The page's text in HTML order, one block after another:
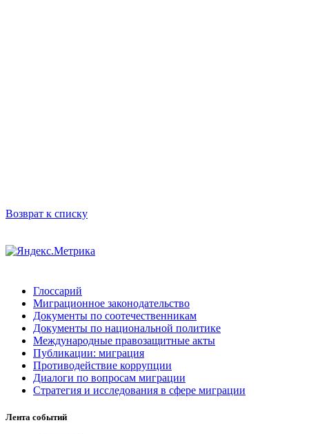
Возврат к списку
Глоссарий
Миграционное законодательство
Документы по соотечественникам
Документы по национальной политике
Международные правозащитные акты
Публикации: миграция
Противодействие коррупции
Диалоги по вопросам миграции
Стратегия и исследования в сфере миграции
Лента событий